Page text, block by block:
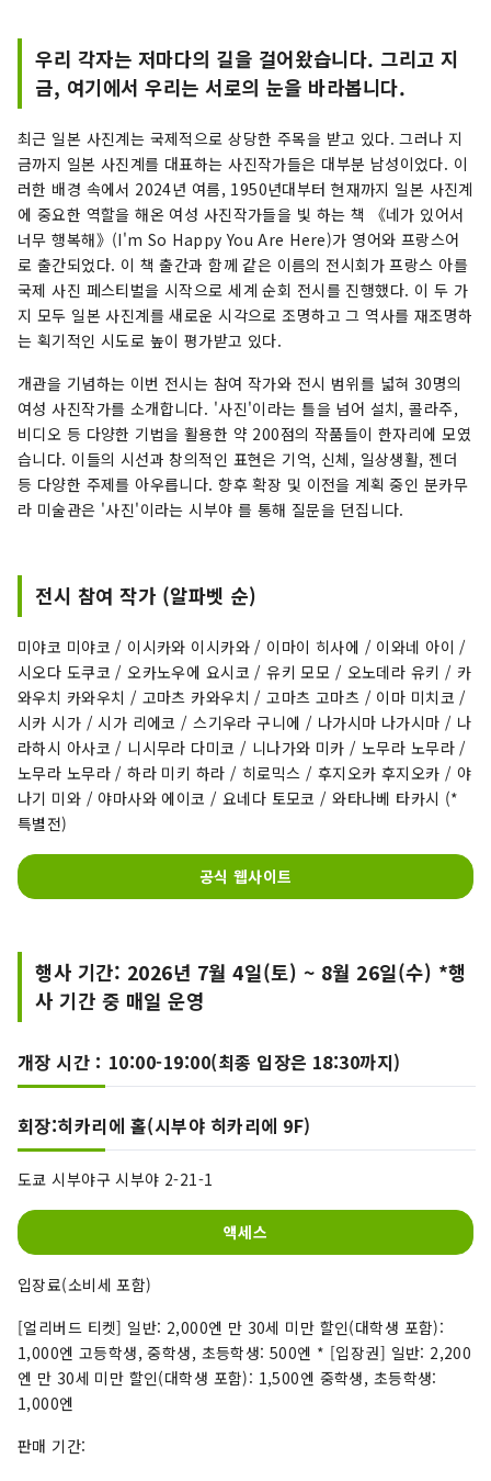
은 서비스의 유지”를 3본주에, 질의 높이를 끊임없
이 추구해 가겠습니다. 또, 당사는 도쿄 시부야에
있는 Bunkamura, 도큐 시어터 오브, 세루리안 타
화 시설도 회장의 특징을 살린 오리지널 기획을 축
으로 해, 양질의 문화를 창조해 발신하고 있습니다.
또, 폭넓게 문화·예술에 접해 주시는 일조로서, 공
통의 테마를 장르나 시설을 넘어 소개하는 등의 대
처도 실시하고 있습니다.
우리 각자는 저마다의 길을 걸어왔습니다. 그리고 지
금, 여기에서 우리는 서로의 눈을 바라봅니다.
최근 일본 사진계는 국제적으로 상당한 주목을 받고 있다. 그러나 지
금까지 일본 사진계를 대표하는 사진작가들은 대부분 남성이었다. 이
러한 배경 속에서 2024년 여름, 1950년대부터 현재까지 일본 사진계
에 중요한 역할을 해온 여성 사진작가들을 빛 하는 책 《네가 있어서
너무 행복해》(I'm So Happy You Are Here)가 영어와 프랑스어
로 출간되었다. 이 책 출간과 함께 같은 이름의 전시회가 프랑스 아를
국제 사진 페스티벌을 시작으로 세계 순회 전시를 진행했다. 이 두 가
지 모두 일본 사진계를 새로운 시각으로 조명하고 그 역사를 재조명하
는 획기적인 시도로 높이 평가받고 있다.
개관을 기념하는 이번 전시는 참여 작가와 전시 범위를 넓혀 30명의
여성 사진작가를 소개합니다. '사진'이라는 틀을 넘어 설치, 콜라주,
비디오 등 다양한 기법을 활용한 약 200점의 작품들이 한자리에 모였
습니다. 이들의 시선과 창의적인 표현은 기억, 신체, 일상생활, 젠더
등 다양한 주제를 아우릅니다. 향후 확장 및 이전을 계획 중인 분카무
라 미술관은 '사진'이라는 시부야 를 통해 질문을 던집니다.
전시 참여 작가 (알파벳 순)
미야코 미야코 / 이시카와 이시카와 / 이마이 히사에 / 이와네 아이 /
시오다 도쿠코 / 오카노우에 요시코 / 유키 모모 / 오노데라 유키 / 카
와우치 카와우치 / 고마츠 카와우치 / 고마츠 고마츠 / 이마 미치코 /
시카 시가 / 시가 리에코 / 스기우라 구니에 / 나가시마 나가시마 / 나
라하시 아사코 / 니시무라 다미코 / 니나가와 미카 / 노무라 노무라 /
노무라 노무라 / 하라 미키 하라 / 히로믹스 / 후지오카 후지오카 / 야
나기 미와 / 야마사와 에이코 / 요네다 토모코 / 와타나베 타카시 (*
특별전)
공식 웹사이트
행사 기간: 2026년 7월 4일(토) ~ 8월 26일(수) *행
사 기간 중 매일 운영
개장 시간：10:00-19:00(최종 입장은 18:30까지)
회장:히카리에 홀(시부야 히카리에 9F)
도쿄 시부야구 시부야 2-21-1
액세스
입장료(소비세 포함)
[얼리버드 티켓] 일반: 2,000엔 만 30세 미만 할인(대학생 포함):
1,000엔 고등학생, 중학생, 초등학생: 500엔 * [입장권] 일반: 2,200
엔 만 30세 미만 할인(대학생 포함): 1,500엔 중학생, 초등학생:
1,000엔
판매 기간: